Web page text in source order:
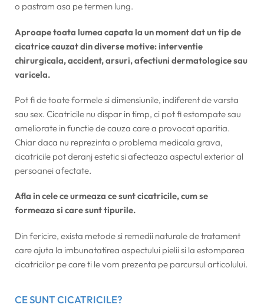
o pastram asa pe termen lung.
Aproape toata lumea capata la un moment dat un tip de
cicatrice cauzat din diverse motive: interventie
chirurgicala, accident, arsuri, afectiuni dermatologice sau
varicela.
Pot fi de toate formele si dimensiunile, indiferent de varsta
sau sex. Cicatricile nu dispar in timp, ci pot fi estompate sau
ameliorate in functie de cauza care a provocat aparitia.
Chiar daca nu reprezinta o problema medicala grava,
cicatricile pot deranj estetic si afecteaza aspectul exterior al
persoanei afectate.
Afla in cele ce urmeaza ce sunt cicatricile, cum se
formeaza si care sunt tipurile.
Din fericire, exista metode si remedii naturale de tratament
care ajuta la imbunatatirea aspectului pielii si la estomparea
cicatricilor pe care ti le vom prezenta pe parcursul articolului.
CE SUNT CICATRICILE?